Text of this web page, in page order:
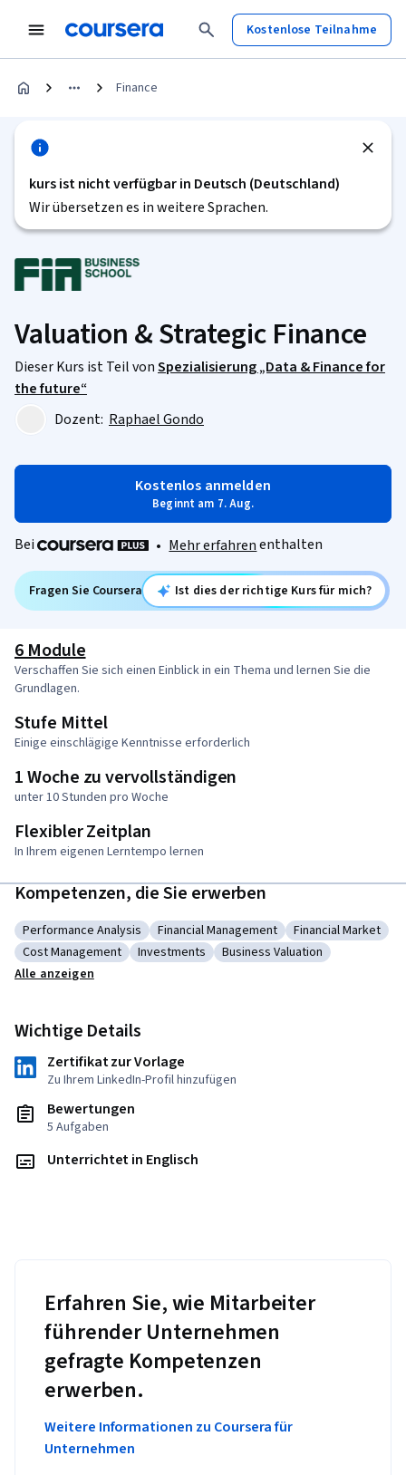
Kostenlose Teilnahme
Finance
kurs ist nicht verfügbar in Deutsch (Deutschland)
Wir übersetzen es in weitere Sprachen.
Valuation & Strategic Finance
Dieser Kurs ist Teil vonSpezialisierung „Data & Finance for
the future“
Dozent: Raphael Gondo
Kostenlos anmelden
Beginnt am 7. Aug.
Bei • Mehr erfahrenenthalten
Fragen Sie Coursera Ist dies der richtige Kurs für mich?
6 Module
Verschaffen Sie sich einen Einblick in ein Thema und lernen Sie die
Grundlagen.
Stufe Mittel
Einige einschlägige Kenntnisse erforderlich
1 Woche zu vervollständigen
unter 10 Stunden pro Woche
Flexibler Zeitplan
In Ihrem eigenen Lerntempo lernen
Kompetenzen, die Sie erwerben
Kategorie: Performance Analysis
Performance Analysis Kategorie: Financial Management
Financial Management Kategorie:
Financial Market
Kategorie: Cost Management
Cost Management Kategorie: Investments
Investments Kategorie: Business Valuation
Business Valuation
Alle anzeigen
Wichtige Details
Zertifikat zur Vorlage
Zu Ihrem LinkedIn-Profil hinzufügen
Bewertungen
5 Aufgaben
Unterrichtet in Englisch
Erfahren Sie, wie Mitarbeiter
führender Unternehmen
gefragte Kompetenzen
erwerben.
Weitere Informationen zu Coursera für
Unternehmen